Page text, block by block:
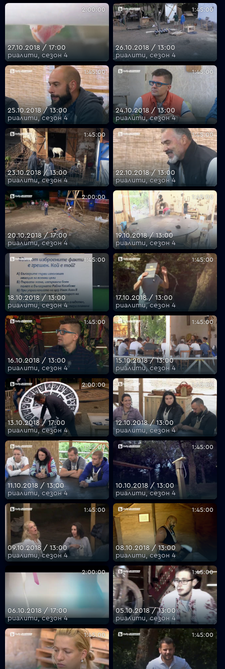
2:00:00
27.10.2018 / 17:00
риалити, сезон 4
1:45:00
26.10.2018 / 13:00
риалити, сезон 4
1:45:00
25.10.2018 / 13:00
риалити, сезон 4
1:45:00
24.10.2018 / 13:00
риалити, сезон 4
1:45:00
23.10.2018 / 13:00
риалити, сезон 4
1:45:00
22.10.2018 / 13:00
риалити, сезон 4
2:00:00
20.10.2018 / 17:00
риалити, сезон 4
1:45:00
19.10.2018 / 13:00
риалити, сезон 4
1:45:00
18.10.2018 / 13:00
риалити, сезон 4
1:45:00
17.10.2018 / 13:00
риалити, сезон 4
1:45:00
16.10.2018 / 13:00
риалити, сезон 4
1:45:00
15.10.2018 / 13:00
риалити, сезон 4
2:00:00
13.10.2018 / 17:00
риалити, сезон 4
1:45:00
12.10.2018 / 13:00
риалити, сезон 4
1:45:00
11.10.2018 / 13:00
риалити, сезон 4
1:45:00
10.10.2018 / 13:00
риалити, сезон 4
1:45:00
09.10.2018 / 13:00
риалити, сезон 4
1:45:00
08.10.2018 / 13:00
риалити, сезон 4
2:00:00
06.10.2018 / 17:00
риалити, сезон 4
1:45:00
05.10.2018 / 13:00
риалити, сезон 4
1:45:00 1:45:00